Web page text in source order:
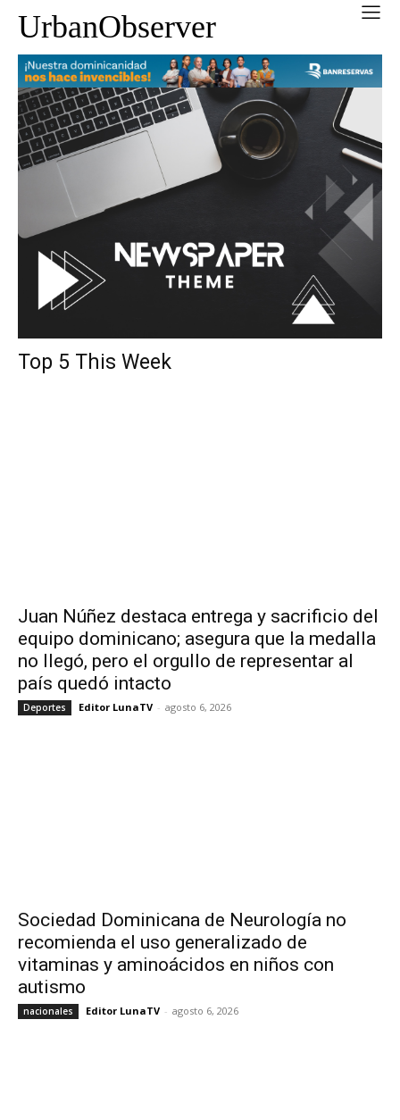
UrbanObserver
Top 5 This Week
Juan Núñez destaca entrega y sacrificio del
equipo dominicano; asegura que la medalla
no llegó, pero el orgullo de representar al
país quedó intacto
Deportes Editor LunaTV - agosto 6, 2026
Sociedad Dominicana de Neurología no
recomienda el uso generalizado de
vitaminas y aminoácidos en niños con
autismo
nacionales Editor LunaTV - agosto 6, 2026